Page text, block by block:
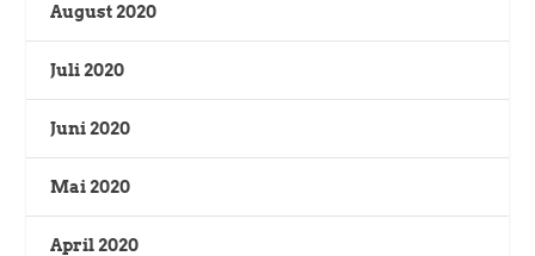
August 2020
Juli 2020
Juni 2020
Mai 2020
April 2020